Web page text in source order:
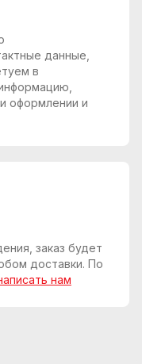
данные,
в
оформлении и
заказ будет
доставки. По
нам